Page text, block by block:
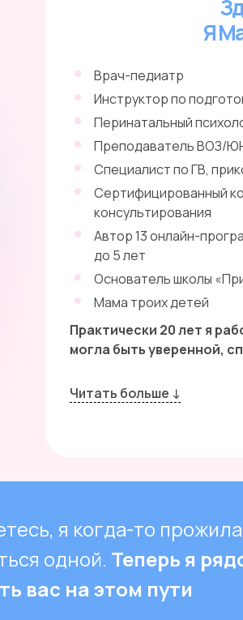
Я
Врач-педиатр
Инструктор по
Перинатальный
Преподаватель ВОЗ/
Специалист по ГВ,
Сертифицированный
консультирования
Автор 13 онлайн-
до 5 лет
Основатель школы
Мама троих детей
Практически 20 лет я
могла быть уверенной,
Читать больше ↓
я когда-то
одной. Теперь я
вас на этом пути